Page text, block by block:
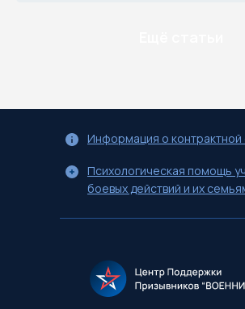
Информация о контрактной
Психологическая помощь
боевых действий и их